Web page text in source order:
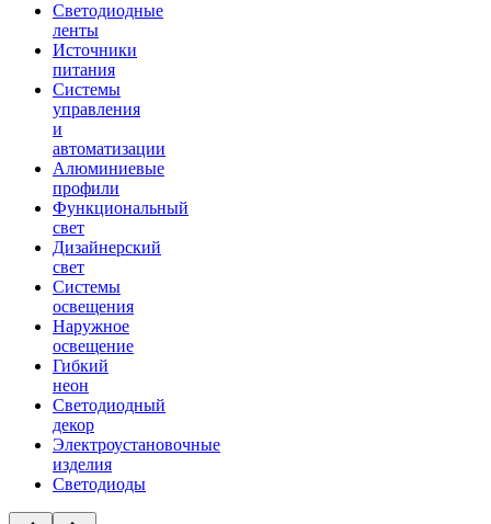
Светодиодные
ленты
Источники
питания
Системы
управления
и
автоматизации
Алюминиевые
профили
Функциональный
свет
Дизайнерский
свет
Системы
освещения
Наружное
освещение
Гибкий
неон
Светодиодный
декор
Электроустановочные
изделия
Светодиоды